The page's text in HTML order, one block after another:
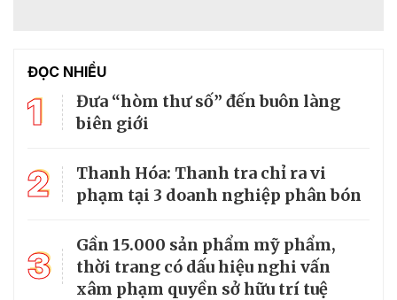
ĐỌC NHIỀU
1
Đưa “hòm thư số” đến buôn làng
biên giới
2
Thanh Hóa: Thanh tra chỉ ra vi
phạm tại 3 doanh nghiệp phân bón
3
Gần 15.000 sản phẩm mỹ phẩm,
thời trang có dấu hiệu nghi vấn
xâm phạm quyền sở hữu trí tuệ